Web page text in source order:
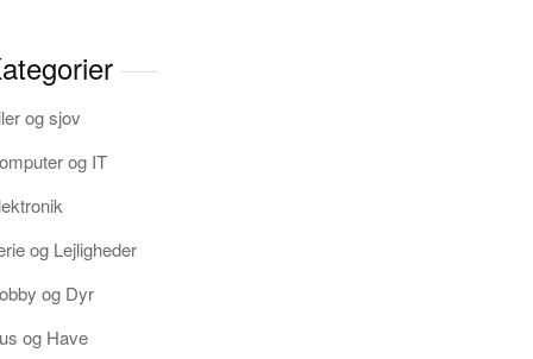
og sjov
og IT
og Lejligheder
og Dyr
og Have